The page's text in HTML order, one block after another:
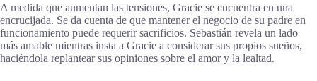
A medida que aumentan las tensiones, Gracie se encuentra en una
encrucijada. Se da cuenta de que mantener el negocio de su padre en
funcionamiento puede requerir sacrificios. Sebastián revela un lado
más amable mientras insta a Gracie a considerar sus propios sueños,
haciéndola replantear sus opiniones sobre el amor y la lealtad.